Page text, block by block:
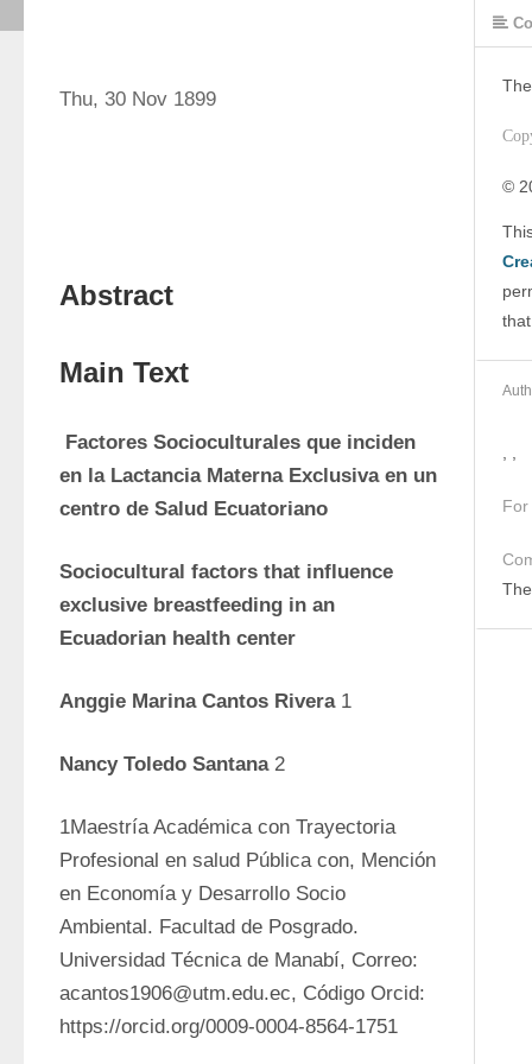
Thu, 30 Nov 1899
Abstract
Main Text
en la Lactancia Materna Exclusiva en un
centro de Salud Ecuatoriano
Sociocultural factors that influence
exclusive breastfeeding in an
Ecuadorian health center
Anggie Marina Cantos Rivera 1
Nancy Toledo Santana 2
1Maestría Académica con Trayectoria
Profesional en salud Pública con, Mención
en Economía y Desarrollo Socio
Ambiental. Facultad de Posgrado.
Universidad Técnica de Manabí, Correo:
acantos1906@utm.edu.ec, Código Orcid:
https://orcid.org/0009-0004-8564-1751
©